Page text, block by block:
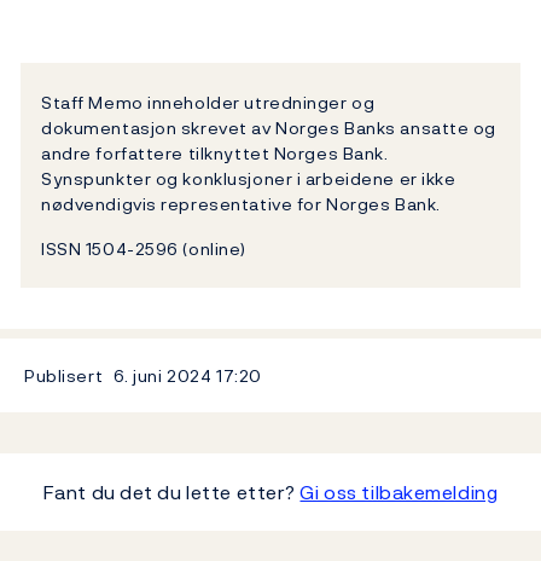
Staff Memo inneholder utredninger og
dokumentasjon skrevet av Norges Banks ansatte og
andre forfattere tilknyttet Norges Bank.
Synspunkter og konklusjoner i arbeidene er ikke
nødvendigvis representative for Norges Bank.
ISSN 1504-2596 (online)
Publisert 6. juni 2024 17:20
Fant du det du lette etter?Gi oss tilbakemelding